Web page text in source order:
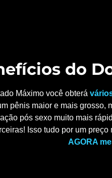
do
Máximo você obterá
pênis maior e mais
pós sexo muito mais
Isso tudo por um
AGORA